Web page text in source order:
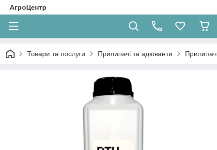
АгроЦентр
Товари та послуги Прилипачі та адюванти